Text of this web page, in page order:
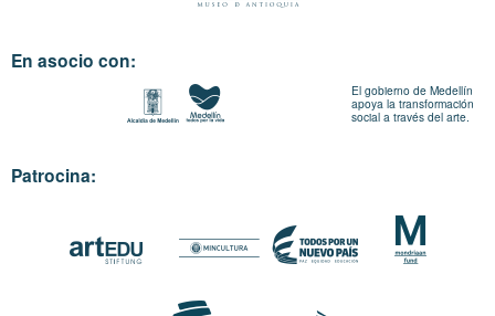
En asocio con:
El gobierno de Medellín
apoya la transformación
social a través del arte.
Patrocina: